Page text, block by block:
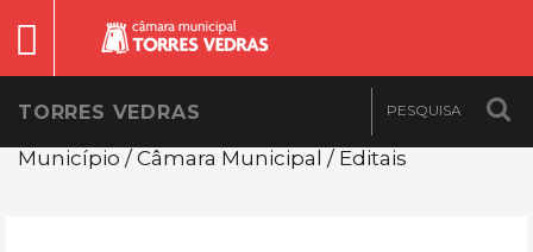
TORRES VEDRAS
Município / Câmara Municipal / Editais